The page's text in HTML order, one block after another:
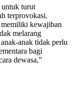
turut
terprovokasi.
memiliki kewajiban
melarang
anak tidak perlu
bagi
dewasa,”